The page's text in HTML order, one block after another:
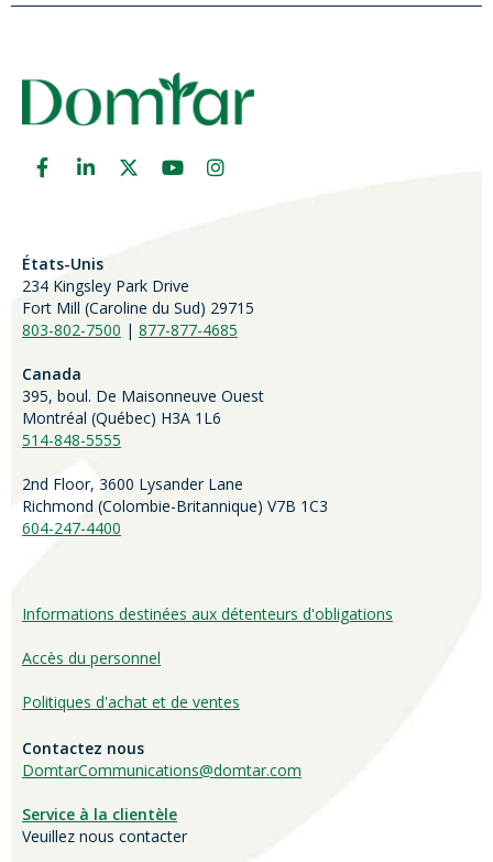
États-Unis
234 Kingsley Park Drive
Fort Mill (Caroline du Sud) 29715
803-802-7500 | 877-877-4685
Canada
395, boul. De Maisonneuve Ouest
Montréal (Québec) H3A 1L6
514-848-5555
2nd Floor, 3600 Lysander Lane
Richmond (Colombie-Britannique) V7B 1C3
604-247-4400
Informations destinées aux détenteurs d'obligations
Accès du personnel
Politiques d'achat et de ventes
Contactez nous
DomtarCommunications@domtar.com
Service à la clientèle
Veuillez nous contacter